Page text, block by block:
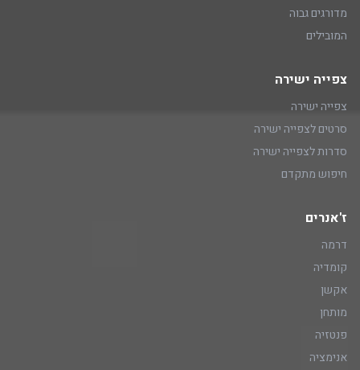
מדורגים גבוה
המובילים
צפייה ישירה
צפייה ישירה
סרטים לצפייה ישירה
סדרות לצפייה ישירה
חיפוש מתקדם
ז'אנרים
דרמה
קומדיה
אקשן
מותחן
פנטזיה
אנימציה